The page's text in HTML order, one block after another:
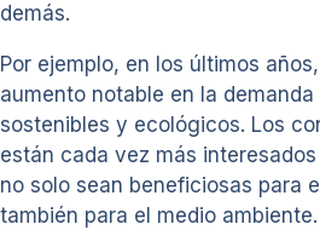
demás.
Por ejemplo, en los últimos
aumento notable en la
sostenibles y ecológicos. Los
están cada vez más
no solo sean beneficiosas para
también para el medio